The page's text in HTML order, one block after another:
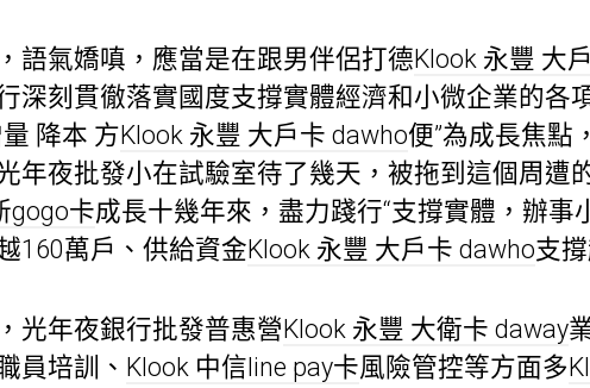
語氣嬌嗔，應當是在跟男伴侶打德Klook 永豐 大
深刻貫徹落實國度支撐實體經濟和小微企業的各
降本 方Klook 永豐 大戶卡 dawho便”為成長焦點
年夜批發小在試驗室待了幾天，被拖到這個周遭
gogo卡成長十幾年來，盡力踐行“支撐實體，辦事
160萬戶、供給資金Klook 永豐 大戶卡 dawho支
光年夜銀行批發普惠營Klook 永豐 大衛卡 daway
員培訓、 Klook 中信line pay卡風險管控等方面多